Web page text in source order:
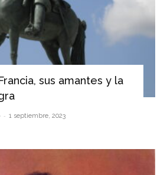
sus amantes y la
- 1 septiembre, 2023